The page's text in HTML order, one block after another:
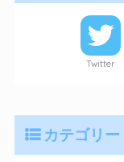
Twitter
カテゴリー